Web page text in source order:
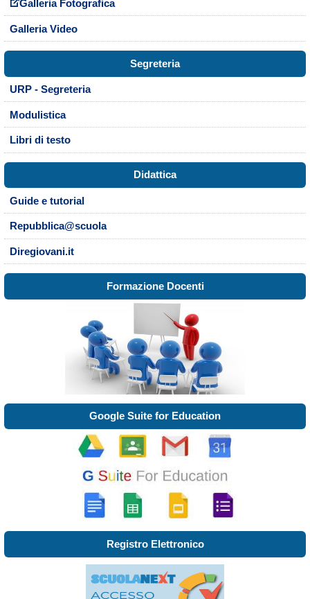
Galleria Fotografica
Galleria Video
Segreteria
URP - Segreteria
Modulistica
Libri di testo
Didattica
Guide e tutorial
Repubblica@scuola
Diregiovani.it
Formazione Docenti
Google Suite for Education
Registro Elettronico